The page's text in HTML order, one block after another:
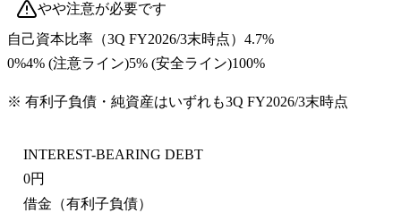
やや注意が必要です
自己資本比率 （3Q FY2026/3末時点） 4.7%
0%4% (注意ライン)5% (安全ライン)100%
※ 有利子負債・純資産はいずれも3Q FY2026/3末時点
INTEREST-BEARING DEBT
0円
借金（有利子負債）